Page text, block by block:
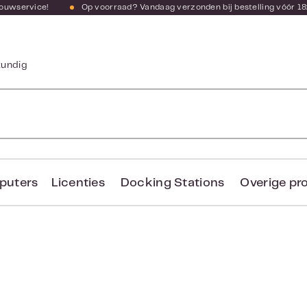
Op voorraad? Vandaag verzonden bij bestelling vóór
Licenties Docking Stations Overige